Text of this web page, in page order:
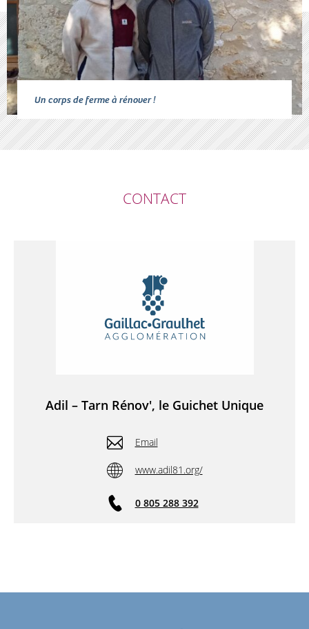
Un corps de ferme à rénover !
CONTACT
Adil – Tarn Rénov', le Guichet Unique
Email
www.adil81.org/
0 805 288 392